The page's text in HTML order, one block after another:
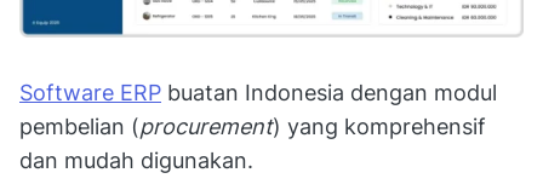
Software ERP buatan Indonesia dengan modul
pembelian (procurement) yang komprehensif
dan mudah digunakan.